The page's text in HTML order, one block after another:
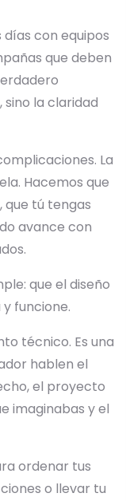
con equipos
que deben
sino la claridad
La
Hacemos que
que tú tengas
avance con
que el diseño
funcione.
técnico. Es una
hablen el
el proyecto
imaginabas y el
ordenar tus
o llevar tu